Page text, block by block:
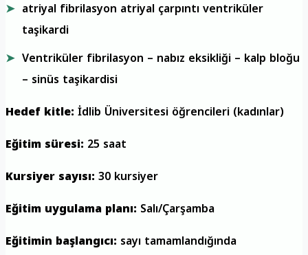
atriyal fibrilasyon atriyal çarpıntı ventriküler
taşikardi
Ventriküler fibrilasyon – nabız eksikliği – kalp bloğu
– sinüs taşikardisi
Hedef kitle:İdlib Üniversitesi öğrencileri (kadınlar)
Eğitim süresi: 25 saat
Kursiyer sayısı:30 kursiyer
Eğitim uygulama planı: Salı/Çarşamba
Eğitimin başlangıcı: sayı tamamlandığında